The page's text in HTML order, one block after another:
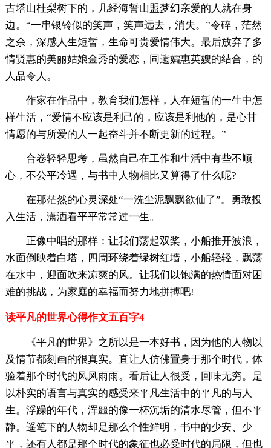
古塔山杜梨树下的，几经海誓山盟梦幻亲爱的人就在身
边。“一串银铃似的笑声，笑声远去，消失。”令碎，茫然
之余，深感人生短暂，生命可贵爱情伟大。最后放弃了多
情贤惠的美丽姑娘金秀的爱恋，同遗孀惠英嫂的结合，的
人品令人。
作家在作品中，教育我们怎样，人在短暂的一生中怎
样生活，“爱情不应该是利己的，应该是利他的，是心甘
情愿的与所爱的人一起奋斗并不断更新的过程。”
合卷轻轻思考，虽然自己在工作和生活中有些不顺
心，不公平冷遇，与书中人物相比又算得了什么呢?
在那茫然的心灵深处“一洗尘泥飘飘欲仙了”。勇敢投
入生活，潇洒看平平常常过一生。
正像中唱的那样：让我们荡起双桨，小船推开波浪，
水面倒映着白塔，四周环绕着绿树红墙，小船轻轻，飘荡
在水中，迎面吹来凉爽的风。让我们以饱满的热情面对困
难的挑战，为家庭的幸福而努力地拼搏吧!
读平凡的世界心得作文五百字4
《平凡的世界》之所以是一本好书，因为他的人物以
及情节都刻画的很真实。直让人仿佛置身于那个时代，体
验着那个时代的风风雨雨。看后让人很受，回味无穷。是
以朴实的语言与真实的感受来平凡生活中的平凡的与人
生。浮躁的年代，浑噩的像一杯沉垢的清水尽管，但不平
静。遥笔下的人物却是那么个性鲜明，书中的少安、少
平，还有人都是那个时代的象征也必受时代的局限，但也